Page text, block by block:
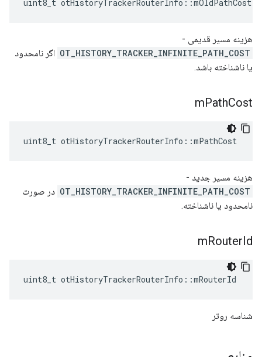
uint8_t otHistoryTrackerRouterInfo ::mOldPathCost
هزینه مسیر قدیمی -
OT_HISTORY_TRACKER_INFINITE_PATH_COST اگر نامحدود
یا ناشناخته باشد.
mPathCost
uint8_t otHistoryTrackerRouterInfo ::mPathCost
هزینه مسیر جدید -
OT_HISTORY_TRACKER_INFINITE_PATH_COST در صورت
نامحدود یا ناشناخته.
mRouterId
uint8_t otHistoryTrackerRouterInfo ::mRouterId
شناسه روتر